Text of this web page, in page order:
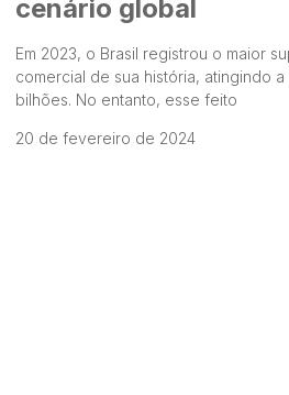
cenário global
Em 2023, o Brasil registrou o maior
comercial de sua história, atingindo
bilhões. No entanto, esse feito
20 de fevereiro de 2024